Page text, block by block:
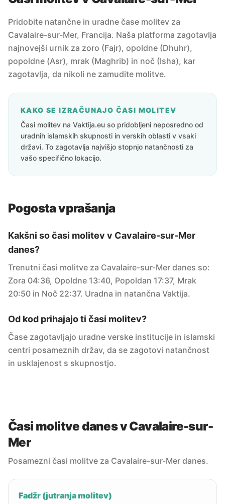
Pridobite natančne in uradne čase molitev za
Cavalaire-sur-Mer, Francija. Naša platforma zagotavlja
najnovejši urnik za zoro (Fajr), opoldne (Dhuhr),
popoldne (Asr), mrak (Maghrib) in noč (Isha), kar
zagotavlja, da nikoli ne zamudite molitve.
KAKO SE IZRAČUNAJO ČASI MOLITEV
Časi molitev na Vaktija.eu so pridobljeni neposredno od
uradnih islamskih skupnosti in verskih oblasti v vsaki
državi. To zagotavlja najvišjo stopnjo natančnosti za
vašo specifično lokacijo.
Pogosta vprašanja
Kakšni so časi molitev v Cavalaire-sur-Mer
danes?
Trenutni časi molitve za Cavalaire-sur-Mer danes so:
Zora 04:36, Opoldne 13:40, Popoldan 17:37, Mrak
20:50 in Noč 22:37. Uradna in natančna Vaktija.
Od kod prihajajo ti časi molitev?
Čase zagotavljajo uradne verske institucije in islamski
centri posameznih držav, da se zagotovi natančnost
in usklajenost s skupnostjo.
Časi molitve danes v Cavalaire-sur-
Mer
Posamezni časi molitve za Cavalaire-sur-Mer danes.
Fadžr (jutranja molitev)